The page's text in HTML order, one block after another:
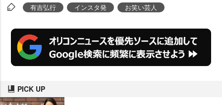
有吉弘行 インスタ発 お笑い芸人
PICK UP